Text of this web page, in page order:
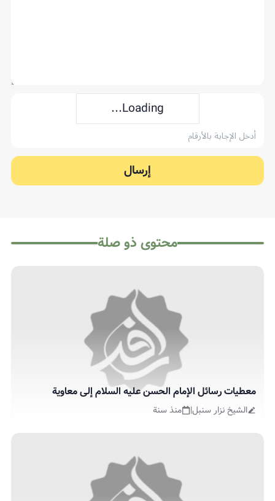
Loading...
إرسال
محتوى ذو صلة
معطيات رسائل الإمام الحسن عليه السلام إلى معاوية
الشيخ نزار سنبل| منذ سنة